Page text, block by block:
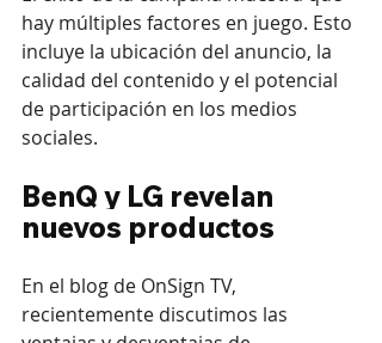
hay múltiples factores en juego. Esto
incluye la ubicación del anuncio, la
calidad del contenido y el potencial
de participación en los medios
sociales.
BenQ y LG revelan
nuevos productos
En el blog de OnSign TV,
recientemente discutimos las